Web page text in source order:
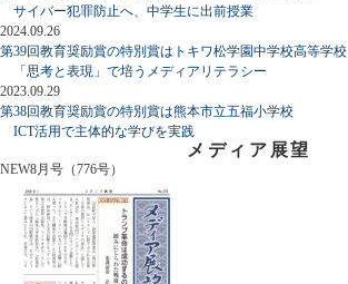
サイバー犯罪防止へ、中学生に出前授業
2024.09.26
第39回教育奨励賞の特別賞はトキワ松学園中学校高等学校
「思考と表現」で培うメディアリテラシー
2023.09.29
第38回教育奨励賞の特別賞は熊本市立五福小学校
ICT活用で主体的な学びを実践
メディア展望
NEW8月号（776号）